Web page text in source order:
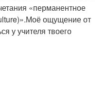
«перманентное
ощущение от
у учителя твоего